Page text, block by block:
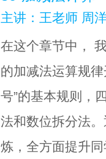
主讲：王老师 周
在这个章节中，
的加减法运算规
号”的基本规则，
法和数位拆分法
炼，全方面提升